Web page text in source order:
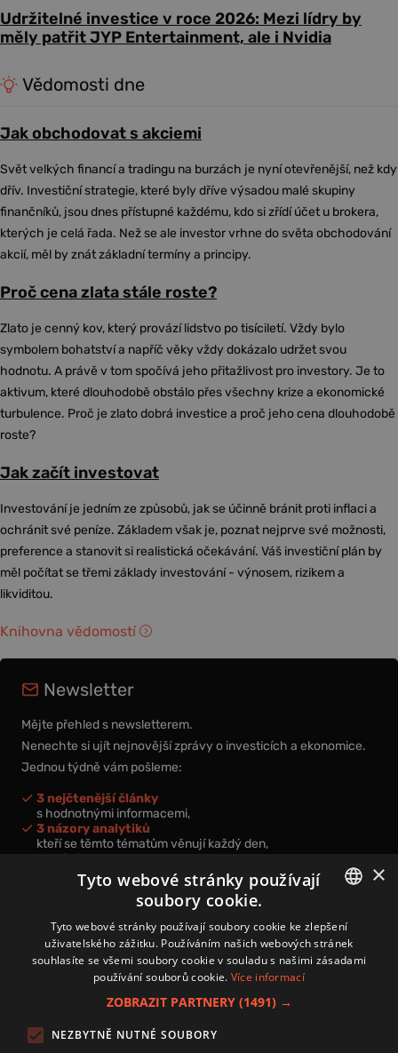
Udržitelné investice v roce 2026: Mezi lídry by
měly patřit JYP Entertainment, ale i Nvidia
Vědomosti dne
Jak obchodovat s akciemi
Svět velkých financí a tradingu na burzách je nyní otevřenější, než kdy
dřív. Investiční strategie, které byly dříve výsadou malé skupiny
finančníků, jsou dnes přístupné každému, kdo si zřídí účet u brokera,
kterých je celá řada. Než se ale investor vrhne do světa obchodování
akcií, měl by znát základní termíny a principy.
Proč cena zlata stále roste?
Zlato je cenný kov, který provází lidstvo po tisíciletí. Vždy bylo
symbolem bohatství a napříč věky vždy dokázalo udržet svou
hodnotu. A právě v tom spočívá jeho přitažlivost pro investory. Je to
aktivum, které dlouhodobě obstálo přes všechny krize a ekonomické
turbulence. Proč je zlato dobrá investice a proč jeho cena dlouhodobě
roste?
Jak začít investovat
Investování je jedním ze způsobů, jak se účinně bránit proti inflaci a
ochránit své peníze. Základem však je, poznat nejprve své možnosti,
preference a stanovit si realistická očekávání. Váš investiční plán by
měl počítat se třemi základy investování - výnosem, rizikem a
likviditou.
Knihovna vědomostí
Newsletter
Mějte přehled s newsletterem.
Nenechte si ujít nejnovější zprávy o investicích a ekonomice.
Jednou týdně vám pošleme:
3 nejčtenější články
s hodnotnými informacemi,
3 názory analytiků
kteří se těmto tématům věnují každý den,
nová videa a podcasty
k prohloubení vašich znalostí.
Přihlášením k newsletteru vyjadřujete svůj souhlas spodmínkami
zpracování osobních údajů.
Zásady používání souborů cookies
CZECH
×
Tyto webové stránky používají
soubory cookie.
Tyto webové stránky používají soubory cookie ke zlepšení
uživatelského zážitku. Používáním našich webových stránek
souhlasíte se všemi soubory cookie v souladu s našimi zásadami
používání souborů cookie. Více informací
ZOBRAZIT PARTNERY (1491) →
NEZBYTNĚ NUTNÉ SOUBORY